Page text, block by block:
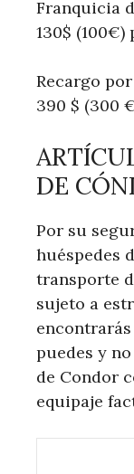
Franquicia
130$
Recargo
390 $ (300
DE
Por su
huéspedes
transporte
sujeto a
puedes y
de Condor
equipaje